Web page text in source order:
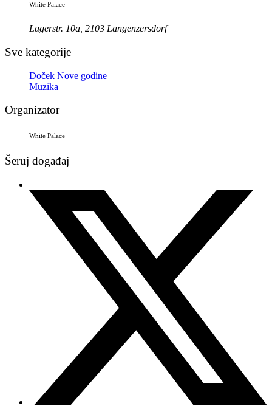
White Palace
Lagerstr. 10a, 2103 Langenzersdorf
Sve kategorije
Doček Nove godine
Muzika
Organizator
White Palace
Šeruj događaj